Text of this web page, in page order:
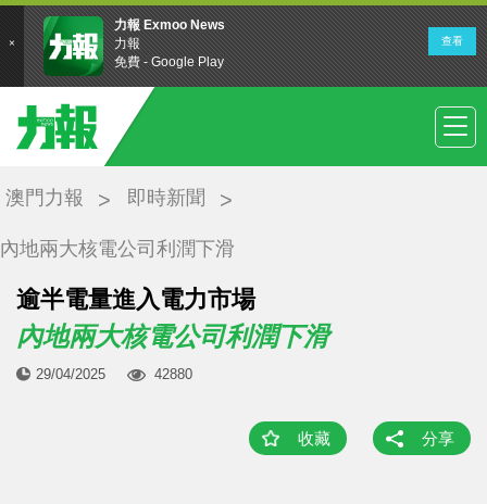
澳門力報 即時新聞
內地兩大核電公司利潤下滑
逾半電量進入電力市場
內地兩大核電公司利潤下滑
29/04/2025 42880
收藏 分享